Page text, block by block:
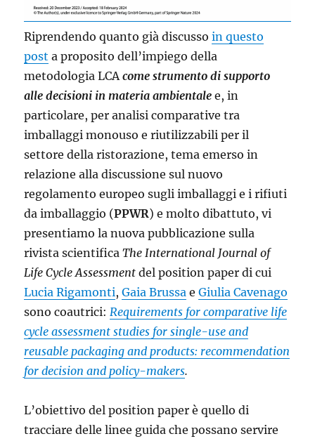
Riprendendo quanto già discussoin questo
post a proposito dell’impiego della
metodologia LCAcome strumento di supporto
alle decisioni in materia ambientale e, in
particolare, per analisi comparative tra
imballaggi monouso e riutilizzabili per il
settore della ristorazione, tema emerso in
relazione alla discussione sul nuovo
regolamento europeo sugli imballaggi e i rifiuti
da imballaggio (PPWR) e molto dibattuto, vi
presentiamo la nuova pubblicazione sulla
rivista scientificaThe International Journal of
Life Cycle Assessment del position paper di cui
Lucia Rigamonti,Gaia Brussa eGiulia Cavenago
sono coautrici: Requirements for comparative life
cycle assessment studies for single-use and
reusable packaging and products: recommendation
for decision and policy-makers.
L’obiettivo del position paper è quello di
tracciare delle linee guida che possano servire